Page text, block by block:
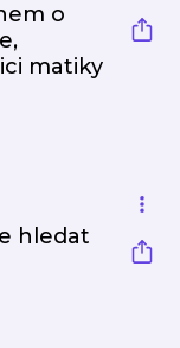
o
matiky
hledat